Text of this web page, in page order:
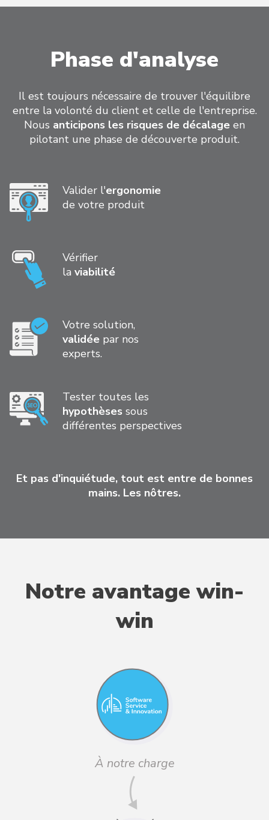
Phase d'analyse
Il est toujours nécessaire de trouver l'équilibre
entre la volonté du client et celle de l'entreprise.
Nous anticipons les risques de décalage en
pilotant une phase de découverte produit.
Valider l'ergonomie
de votre produit
Vérifier
la viabilité
Votre solution,
validée par nos
experts.
Tester toutes les
hypothèses sous
différentes perspectives
Et pas d'inquiétude, tout est entre de bonnes
mains. Les nôtres.
Notre avantage win-
win
À notre charge